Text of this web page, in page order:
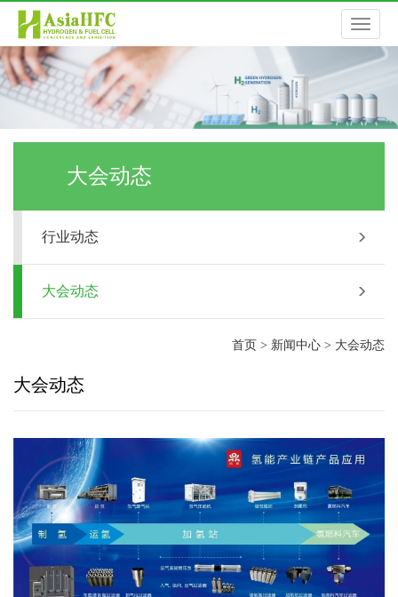
切
导
大会动态
行业动态
大会动态
首页 > 新闻中心 > 大会动态
大会动态